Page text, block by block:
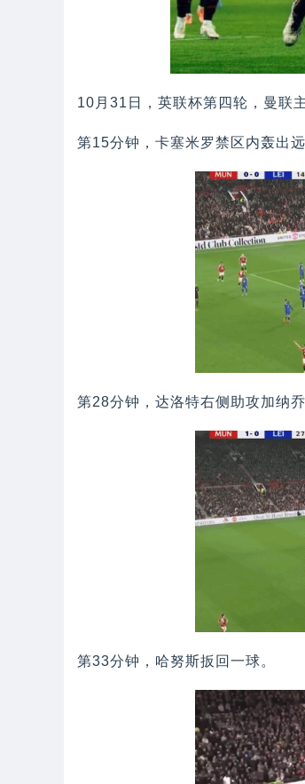
10月31日，英联杯第四轮，曼联
第15分钟，卡塞米罗禁区内轰出远
第28分钟，达洛特右侧助攻加纳乔
第33分钟，哈努斯扳回一球。